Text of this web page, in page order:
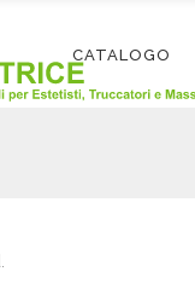
CATALOGO